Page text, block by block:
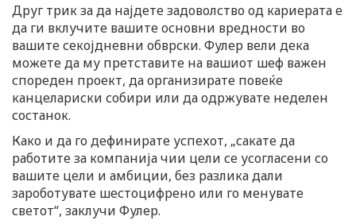
Друг трик за да најдете задоволство од кариерата е
да ги вклучите вашите основни вредности во
вашите секојдневни обврски. Фулер вели дека
можете да му претставите на вашиот шеф важен
спореден проект, да организирате повеќе
канцелариски собири или да одржувате неделен
состанок.
Како и да го дефинирате успехот, „сакате да
работите за компанија чии цели се усогласени со
вашите цели и амбиции, без разлика дали
зароботувате шестоцифрено или го менувате
светот“, заклучи Фулер.